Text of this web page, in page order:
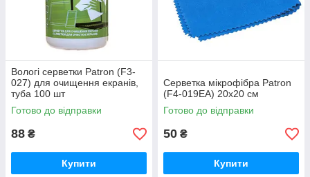
Вологі серветки Patron (F3-
027) для очищення екранів,
туба 100 шт
Готово до відправки
88 ₴
Купити
Серветка мікрофібра Patron
(F4-019EA) 20x20 см
Готово до відправки
50 ₴
Купити